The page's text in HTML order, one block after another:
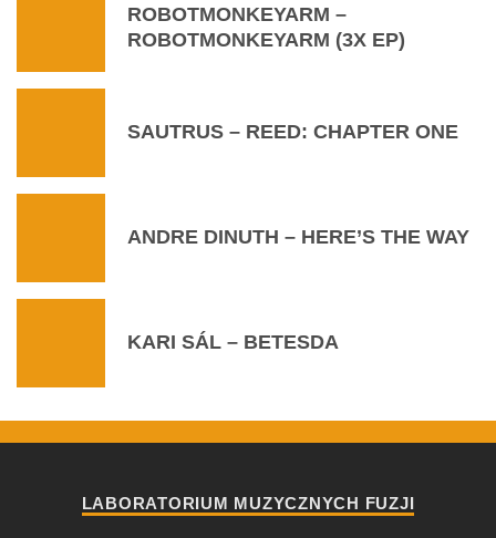
ROBOTMONKEYARM –
ROBOTMONKEYARM (3X EP)
SAUTRUS – REED: CHAPTER ONE
ANDRE DINUTH – HERE’S THE WAY
KARI SÁL – BETESDA
LABORATORIUM MUZYCZNYCH FUZJI